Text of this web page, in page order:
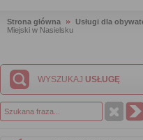
Strona główna Usługi dla
Miejski w Nasielsku
WYSZUKAJ USŁUGĘ